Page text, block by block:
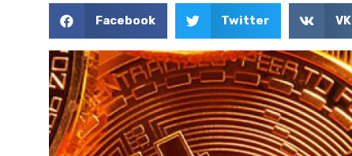
Facebook Twitter VK